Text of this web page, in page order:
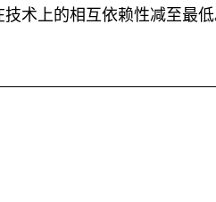
术上的相互依赖性减至最